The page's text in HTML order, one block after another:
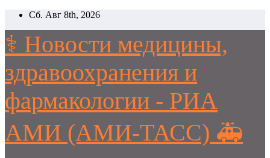
Перейти
содержимому
Сб. Авг 8th, 2026
⚕️ Новости медицины,
здравоохранения и
фармакологии - РИА
АМИ (АМИ-ТАСС) 🚑